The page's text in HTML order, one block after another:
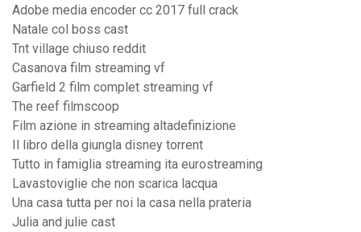
Adobe media encoder cc 2017 full crack
Natale col boss cast
Tnt village chiuso reddit
Casanova film streaming vf
Garfield 2 film complet streaming vf
The reef filmscoop
Film azione in streaming altadefinizione
Il libro della giungla disney torrent
Tutto in famiglia streaming ita eurostreaming
Lavastoviglie che non scarica lacqua
Una casa tutta per noi la casa nella prateria
Julia and julie cast